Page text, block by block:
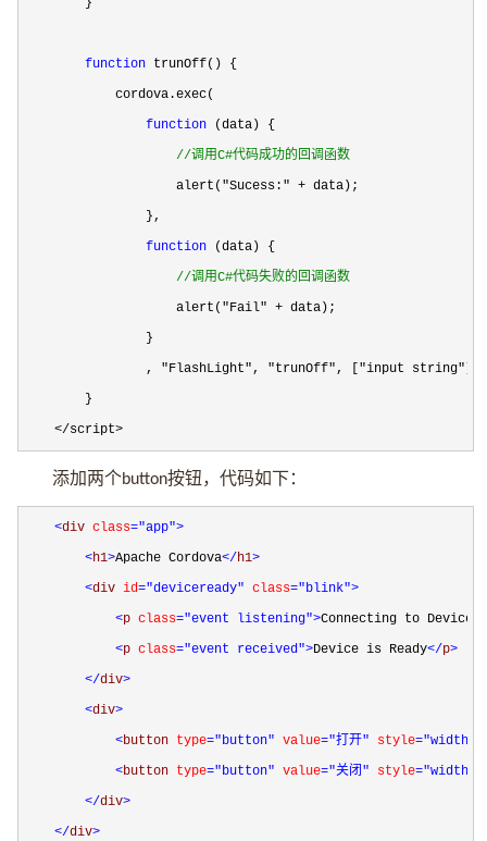
        }
function trunOff() {
            cordova.exec(
function (data) {
//调用C#代码成功的回调函数
                    alert("Sucess:" +
data);
                },
function (data) {
//调用C#代码失败的回调函数
                    alert("Fail" +
data);
                }
                ,
"FlashLight", "trunOff", ["input string"
        }
</script>
添加两个button按钮，代码如下：
<div class="app">
<h1>Apache Cordova</h1>
<div id="deviceready" class="blink">
<p class="event listening">Connecting to Device
<p class="event received">Device is Ready</p>
</div>
<div>
<button type="button" value="打开" style="width:
<button type="button" value="关闭" style="width:
</div>
</div>